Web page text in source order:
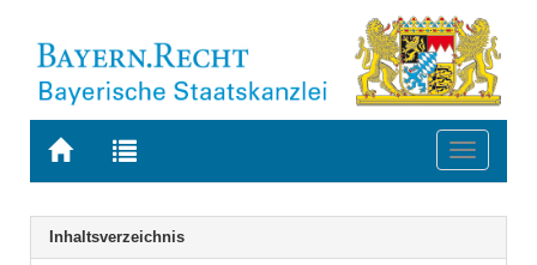
Zur
BAYERN.RECHT
Zur
letzten
Suche
Toggle
Navigation
Inhaltsverzeichnis